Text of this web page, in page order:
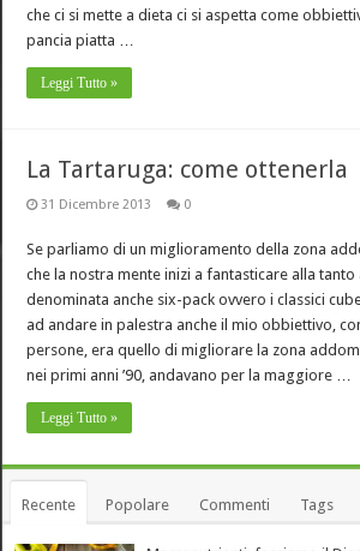
che ci si mette a dieta ci si aspetta come
pancia piatta …
Leggi Tutto »
La Tartaruga: come ottenerla
31 Dicembre 2013 0
Se parliamo di un miglioramento della zona
che la nostra mente inizi a fantasticare alla tanto
denominata anche six-pack ovvero i classici
ad andare in palestra anche il mio obbiettivo,
persone, era quello di migliorare la zona
nei primi anni ’90, andavano per la maggiore …
Leggi Tutto »
Recente Popolare Commenti Tags